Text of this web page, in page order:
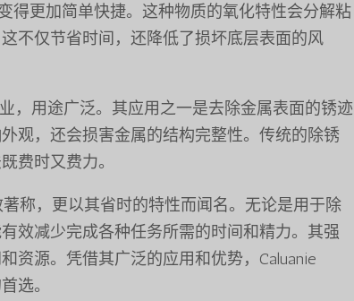
得更加简单快捷。这种物质的氧化特性会分解粘
不仅节省时间，还降低了损坏底层表面的风
，用途广泛。其应用之一是去除金属表面的锈迹
观，还会损害金属的结构完整性。传统的除锈
费时又费力。
著称，更以其省时的特性而闻名。无论是用于除
效减少完成各种任务所需的时间和精力。其强
资源。凭借其广泛的应用和优势，Caluanie
选。